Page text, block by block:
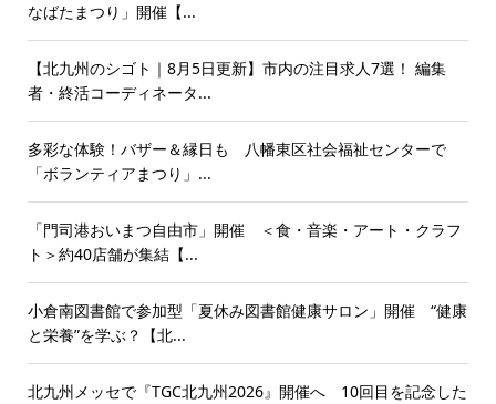
なばたまつり」開催【...
【北九州のシゴト｜8月5日更新】市内の注目求人7選！ 編集
者・終活コーディネータ...
多彩な体験！バザー＆縁日も 八幡東区社会福祉センターで
「ボランティアまつり」...
「門司港おいまつ自由市」開催 ＜食・音楽・アート・クラフ
ト＞約40店舗が集結【...
小倉南図書館で参加型「夏休み図書館健康サロン」開催 “健康
と栄養”を学ぶ？【北...
北九州メッセで『TGC北九州2026』開催へ 10回目を記念した